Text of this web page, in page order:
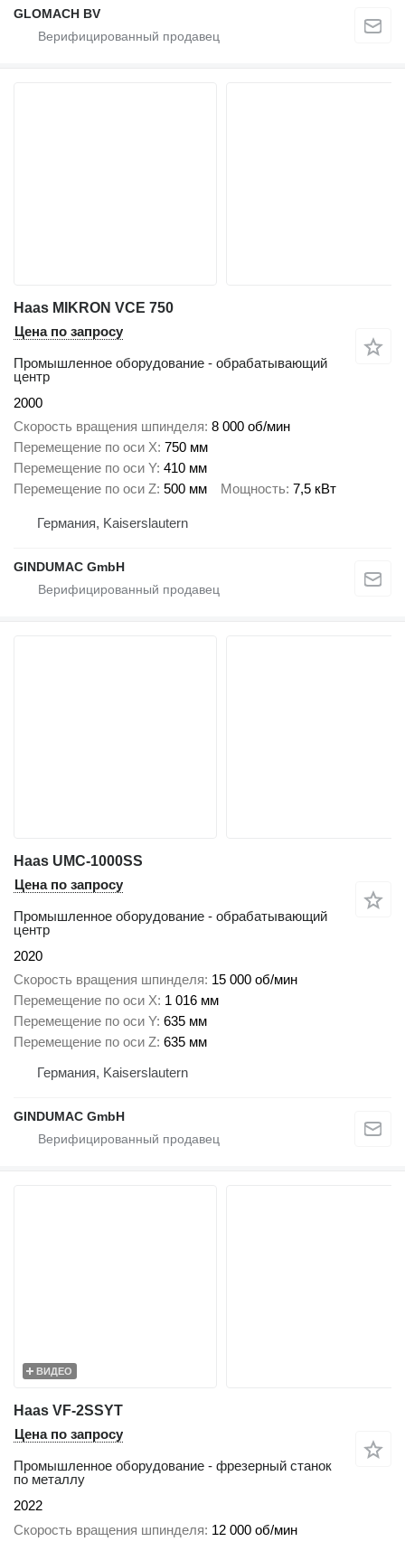
GLOMACH BV
Haas MIKRON VCE 750
Цена по запросу
Промышленное оборудование - обрабатывающий
центр
2000
Скорость вращения шпинделя 8 000 об/мин
Перемещение по оси X 750 мм
Перемещение по оси Y 410 мм
Перемещение по оси Z 500 мм Мощность 7,5 кВт
Германия, Kaiserslautern
GINDUMAC GmbH
Haas UMC-1000SS
Цена по запросу
Промышленное оборудование - обрабатывающий
центр
2020
Скорость вращения шпинделя 15 000 об/мин
Перемещение по оси X 1 016 мм
Перемещение по оси Y 635 мм
Перемещение по оси Z 635 мм
Германия, Kaiserslautern
GINDUMAC GmbH
ВИДЕО
Haas VF-2SSYT
Цена по запросу
Промышленное оборудование - фрезерный станок
по металлу
2022
Скорость вращения шпинделя 12 000 об/мин